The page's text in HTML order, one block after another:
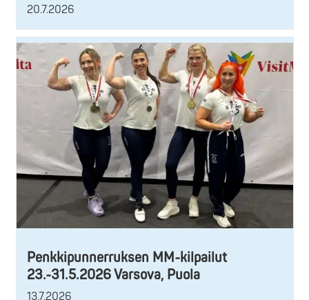
20.7.2026
Penkkipunnerruksen MM-kilpailut
23.-31.5.2026 Varsova, Puola
13.7.2026